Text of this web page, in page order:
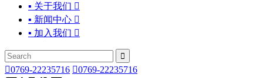
▪ 关于我们 
▪ 新闻中心 
▪ 加入我们 

0769-22235716 0769-22235716